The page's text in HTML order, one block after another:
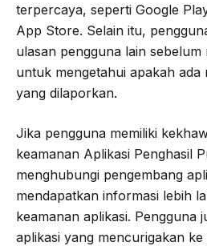
terpercaya, seperti Google
App Store. Selain itu,
ulasan pengguna lain sebelum
untuk mengetahui apakah ada
yang dilaporkan.
Jika pengguna memiliki
keamanan Aplikasi Penghasil
menghubungi pengembang
mendapatkan informasi lebih
keamanan aplikasi. Pengguna
aplikasi yang mencurigakan